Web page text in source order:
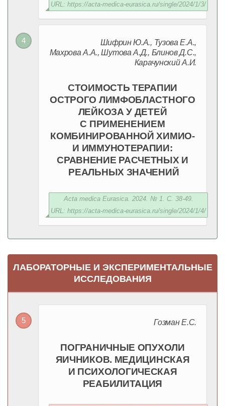
URL: https://acta-medica-eurasica.ru/single/2024/1/3/
Шифрин Ю.А., Тузова Е.А.,
Махрова А.А., Шутова А.Д., Блинов Д.С.,
Карачунский А.И.
СТОИМОСТЬ ТЕРАПИИ
ОСТРОГО ЛИМФОБЛАСТНОГО
ЛЕЙКОЗА У ДЕТЕЙ
С ПРИМЕНЕНИЕМ
КОМБИНИРОВАННОЙ ХИМИО-
И ИММУНОТЕРАПИИ:
СРАВНЕНИЕ РАСЧЕТНЫХ И
РЕАЛЬНЫХ ЗНАЧЕНИЙ
Acta medica Eurasica. 2024. № 1. С. 38-49.
URL: https://acta-medica-eurasica.ru/single/2024/1/4/
ЛАБОРАТОРНЫЕ И ЭКСПЕРИМЕНТАЛЬНЫЕ
ИССЛЕДОВАНИЯ
Гозман Е.С.
ПОГРАНИЧНЫЕ ОПУХОЛИ
ЯИЧНИКОВ. МЕДИЦИНСКАЯ
И ПСИХОЛОГИЧЕСКАЯ
РЕАБИЛИТАЦИЯ